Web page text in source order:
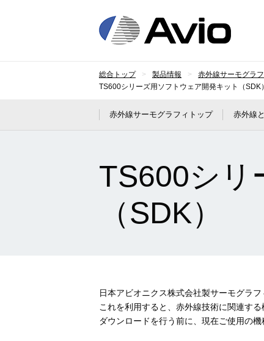
総合トップ 製品情報 赤外線サーモグラ
TS600シリーズ用ソフトウェア開発キット（SDK）
赤外線サーモグラフィトップ 赤外線
TS600シリ
（SDK）
日本アビオニクス株式会社製サーモグラ
これを利用すると、赤外線技術に関連す
ダウンロードを行う前に、現在ご使用の